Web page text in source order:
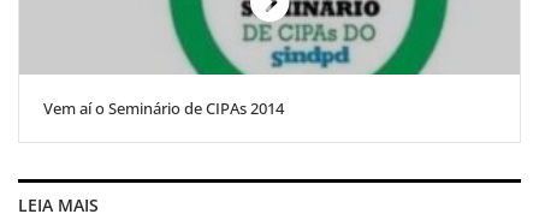
Vem aí o Seminário de CIPAs 2014
LEIA MAIS